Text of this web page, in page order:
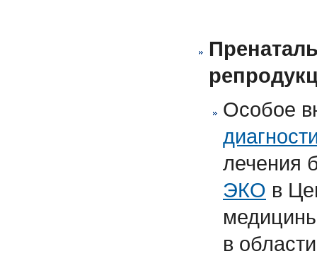
Особое
лечения
ЭКО в
в